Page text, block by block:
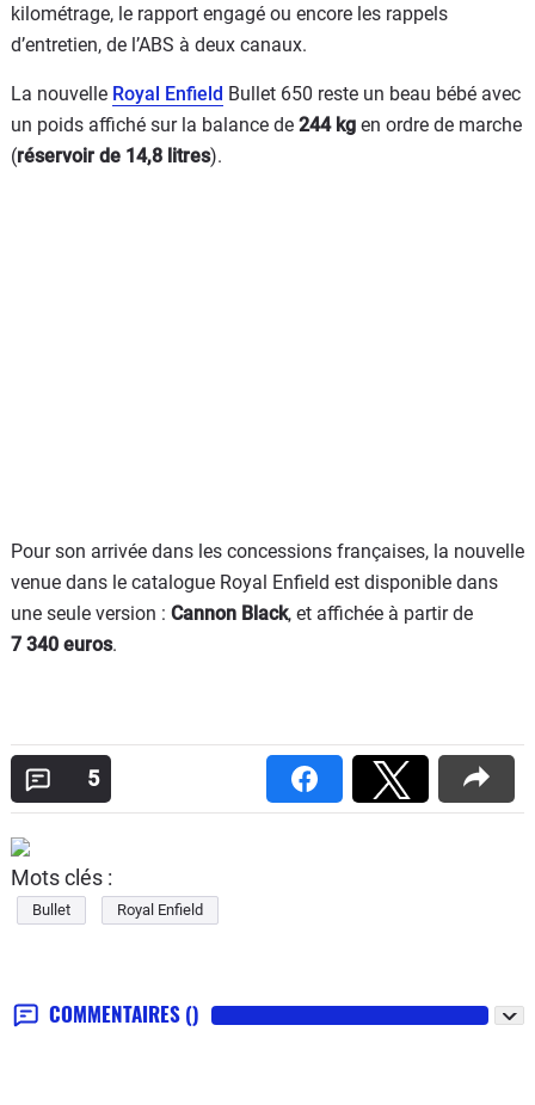
kilométrage, le rapport engagé ou encore les rappels
d’entretien, de l’ABS à deux canaux.
La nouvelle Royal Enfield Bullet 650 reste un beau bébé avec
un poids affiché sur la balance de 244 kg en ordre de marche
(réservoir de 14,8 litres).
Pour son arrivée dans les concessions françaises, la nouvelle
venue dans le catalogue Royal Enfield est disponible dans
une seule version : Cannon Black, et affichée à partir de
7 340 euros.
5
Mots clés :
Bullet Royal Enfield
COMMENTAIRES ()